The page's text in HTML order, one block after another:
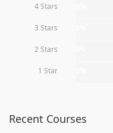
4 Stars
3 Stars
2 Stars
1 Star
Recent Courses